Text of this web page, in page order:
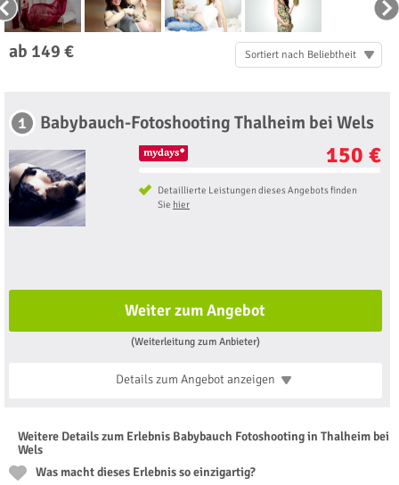
ab 149 € Sortiert nach Beliebtheit
1 Babybauch-Fotoshooting Thalheim bei Wels
150 €
Detaillierte Leistungen dieses Angebots finden
Sie hier
Weiter zum Angebot
(Weiterleitung zum Anbieter)
Details zum Angebotanzeigen
Weitere Details zum Erlebnis Babybauch Fotoshooting in Thalheim bei
Wels
Was macht dieses Erlebnis so einzigartig?